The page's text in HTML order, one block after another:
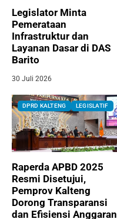
Legislator Minta
Pemerataan
Infrastruktur dan
Layanan Dasar di DAS
Barito
30 Juli 2026
DPRD KALTENG LEGISLATIF
Raperda APBD 2025
Resmi Disetujui,
Pemprov Kalteng
Dorong Transparansi
dan Efisiensi Anggaran